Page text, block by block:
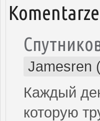
Komentarze
Jamesren
Каждый
которую